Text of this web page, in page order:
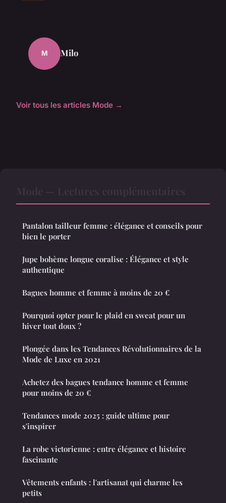
M Milo
Voir tous les articles Mode →
Pantalon tailleur femme : élégance et conseils pour
bien le porter
Jupe bohème longue coralise : Élégance et style
authentique
Bagues homme et femme à moins de 20 €
Pourquoi opter pour le plaid en sweat pour un
hiver tout doux ?
Plongée dans les Tendances Révolutionnaires de la
Mode de Luxe en 2021
Achetez des bagues tendance homme et femme
pour moins de 20 €
Tendances mode 2025 : guide ultime pour
s'inspirer
La robe victorienne : entre élégance et histoire
fascinante
Vêtements enfants : l'artisanat qui charme les
petits